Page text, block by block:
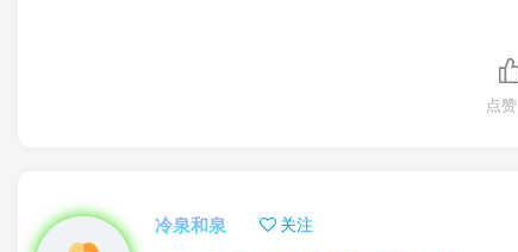
点赞
冷泉和泉 关注